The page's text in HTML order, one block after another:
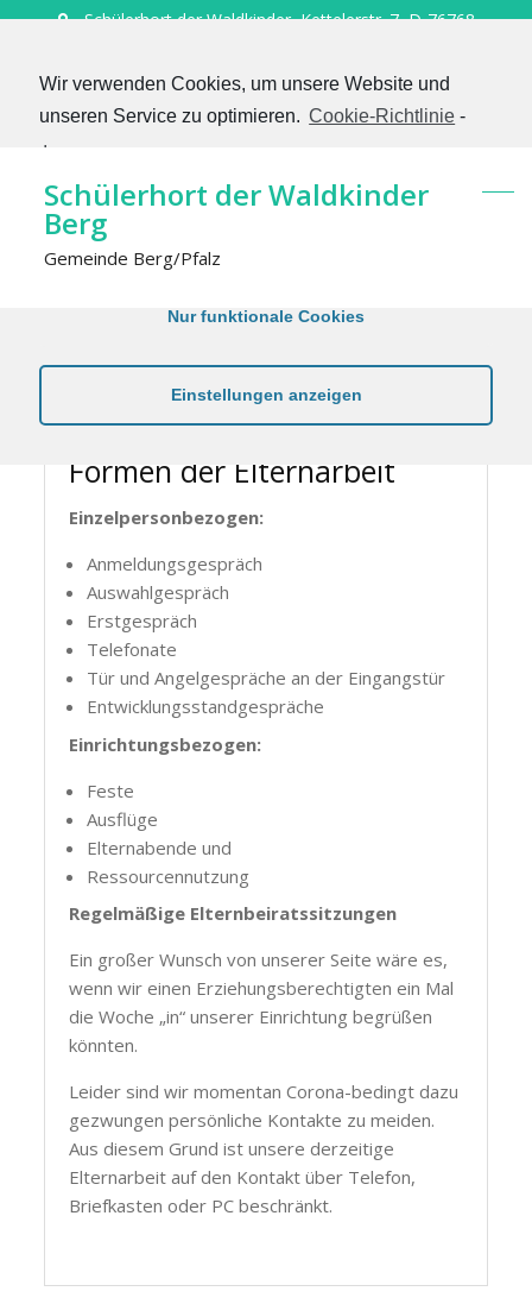
Schülerhort der Waldkinder, Kettelerstr. 7, D-76768
hort@berg-pfalz.de
Kontakt
Impressum Datenschutzerklärung
Schülerhort der Waldkinder
Berg
Gemeinde Berg/Pfalz
Formen der Elternarbeit
Einzelpersonbezogen:
Anmeldungsgespräch
Auswahlgespräch
Erstgespräch
Telefonate
Tür und Angelgespräche an der Eingangstür
Entwicklungsstandgespräche
Einrichtungsbezogen:
Feste
Ausflüge
Elternabende und
Ressourcennutzung
Regelmäßige Elternbeiratssitzungen
Ein großer Wunsch von unserer Seite wäre es,
wenn wir einen Erziehungsberechtigten ein Mal
die Woche „in“ unserer Einrichtung begrüßen
könnten.
Leider sind wir momentan Corona-bedingt dazu
gezwungen persönliche Kontakte zu meiden.
Aus diesem Grund ist unsere derzeitige
Elternarbeit auf den Kontakt über Telefon,
Briefkasten oder PC beschränkt.
Wir verwenden Cookies, um unsere Website und
unseren Service zu optimieren. Cookie-Richtlinie -
Impressum
Nur funktionale Cookies
Einstellungen anzeigen